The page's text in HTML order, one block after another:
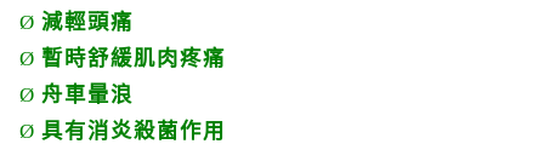
Ø 減輕頭痛
Ø 暫時舒緩肌肉疼痛
Ø 舟車暈浪
Ø 具有消炎殺菌作用